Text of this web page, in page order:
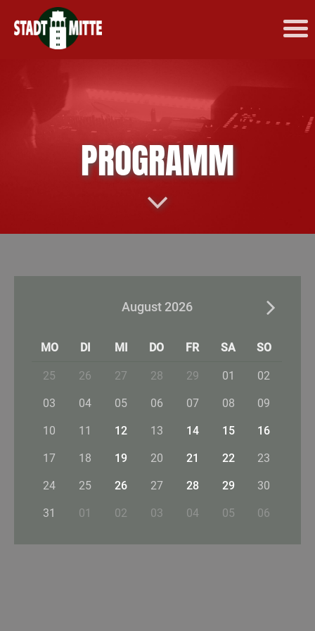
PROGRAMM
August 2026
MO DI MI DO FR SA SO
25 26 27 28 29 01 02
03 04 05 06 07 08 09
10 11 12 13 14 15 16
17 18 19 20 21 22 23
24 25 26 27 28 29 30
31 01 02 03 04 05 06